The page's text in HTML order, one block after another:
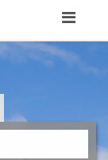
Toggle